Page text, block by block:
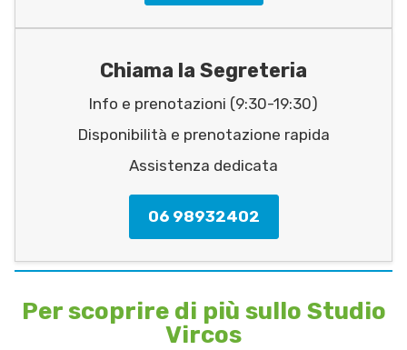
Chiama la Segreteria
Info e prenotazioni (9:30-19:30)
Disponibilità e prenotazione rapida
Assistenza dedicata
06 98932402
Per scoprire di più sullo Studio
Vircos